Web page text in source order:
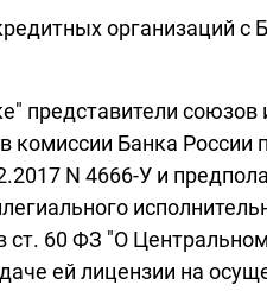
организаций
представители
комиссии Банка
N 4666-У и
ст. 60 ФЗ "О
ей лицензии на